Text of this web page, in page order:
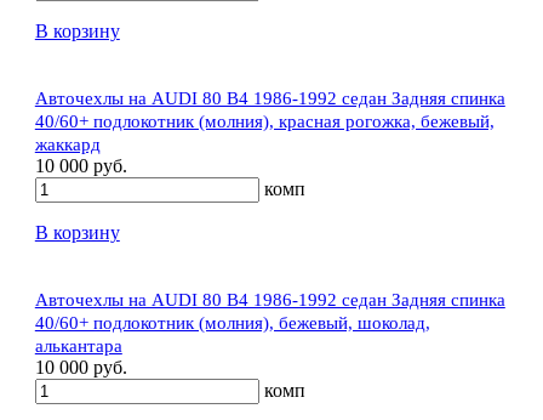
В корзину
Авточехлы на AUDI 80 В4 1986-1992 седан Задняя спинка
40/60+ подлокотник (молния), красная рогожка, бежевый,
жаккард
10 000 руб.
комп
В корзину
Авточехлы на AUDI 80 В4 1986-1992 седан Задняя спинка
40/60+ подлокотник (молния), бежевый, шоколад,
алькантара
10 000 руб.
комп